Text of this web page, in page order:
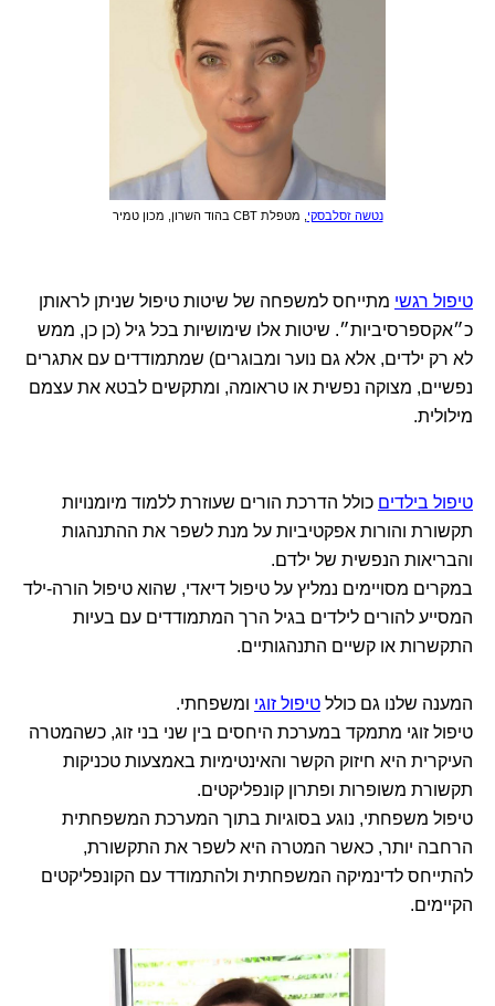
נטשה זסלבסקי , מטפלת CBT בהוד השרון, מכון טמיר
טיפול רגשי מתייחס למשפחה של שיטות טיפול שניתן לראותן
כ״אקספרסיביות״. שיטות אלו שימושיות בכל גיל (כן כן, ממש
לא רק ילדים, אלא גם נוער ומבוגרים) שמתמודדים עם אתגרים
נפשיים, מצוקה נפשית או טראומה, ומתקשים לבטא את עצמם
מילולית.
טיפול בילדים כולל הדרכת הורים שעוזרת ללמוד מיומנויות
תקשורת והורות אפקטיביות על מנת לשפר את ההתנהגות
והבריאות הנפשית של ילדם.
במקרים מסויימים נמליץ על טיפול דיאדי, שהוא טיפול הורה-ילד
המסייע להורים לילדים בגיל הרך המתמודדים עם בעיות
התקשרות או קשיים התנהגותיים.
המענה שלנו גם כולל טיפול זוגי ומשפחתי.
טיפול זוגי מתמקד במערכת היחסים בין שני בני זוג, כשהמטרה
העיקרית היא חיזוק הקשר והאינטימיות באמצעות טכניקות
תקשורת משופרות ופתרון קונפליקטים.
טיפול משפחתי, נוגע בסוגיות בתוך המערכת המשפחתית
הרחבה יותר, כאשר המטרה היא לשפר את התקשורת,
להתייחס לדינמיקה המשפחתית ולהתמודד עם הקונפליקטים
הקיימים.